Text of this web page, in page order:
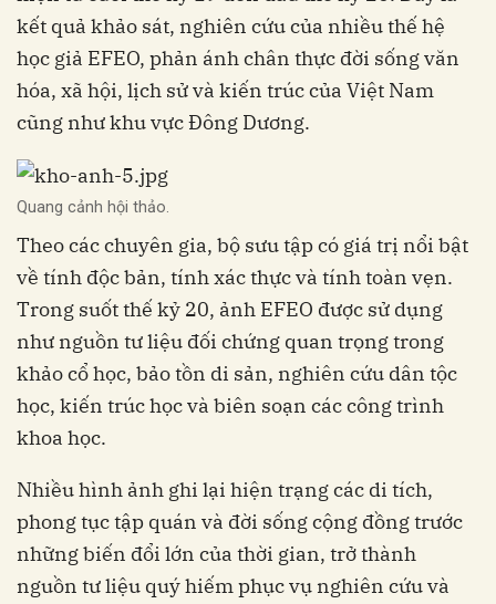
kết quả khảo sát, nghiên cứu của nhiều thế hệ
học giả EFEO, phản ánh chân thực đời sống văn
hóa, xã hội, lịch sử và kiến trúc của Việt Nam
cũng như khu vực Đông Dương.
Quang cảnh hội thảo.
Theo các chuyên gia, bộ sưu tập có giá trị nổi bật
về tính độc bản, tính xác thực và tính toàn vẹn.
Trong suốt thế kỷ 20, ảnh EFEO được sử dụng
như nguồn tư liệu đối chứng quan trọng trong
khảo cổ học, bảo tồn di sản, nghiên cứu dân tộc
học, kiến trúc học và biên soạn các công trình
khoa học.
Nhiều hình ảnh ghi lại hiện trạng các di tích,
phong tục tập quán và đời sống cộng đồng trước
những biến đổi lớn của thời gian, trở thành
nguồn tư liệu quý hiếm phục vụ nghiên cứu và